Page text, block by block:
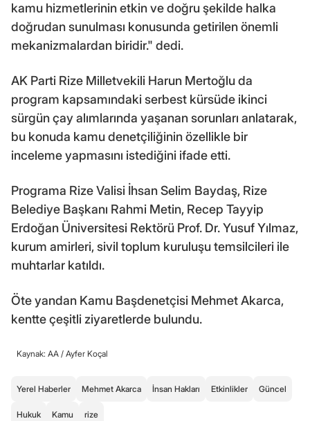
kamu hizmetlerinin etkin ve doğru şekilde halka
doğrudan sunulması konusunda getirilen önemli
mekanizmalardan biridir." dedi.
AK Parti Rize Milletvekili Harun Mertoğlu da
program kapsamındaki serbest kürsüde ikinci
sürgün çay alımlarında yaşanan sorunları anlatarak,
bu konuda kamu denetçiliğinin özellikle bir
inceleme yapmasını istediğini ifade etti.
Programa Rize Valisi İhsan Selim Baydaş, Rize
Belediye Başkanı Rahmi Metin, Recep Tayyip
Erdoğan Üniversitesi Rektörü Prof. Dr. Yusuf Yılmaz,
kurum amirleri, sivil toplum kuruluşu temsilcileri ile
muhtarlar katıldı.
Öte yandan Kamu Başdenetçisi Mehmet Akarca,
kentte çeşitli ziyaretlerde bulundu.
Kaynak: AA / Ayfer Koçal
Yerel Haberler Mehmet Akarca İnsan Hakları Etkinlikler Güncel
Hukuk Kamu rize